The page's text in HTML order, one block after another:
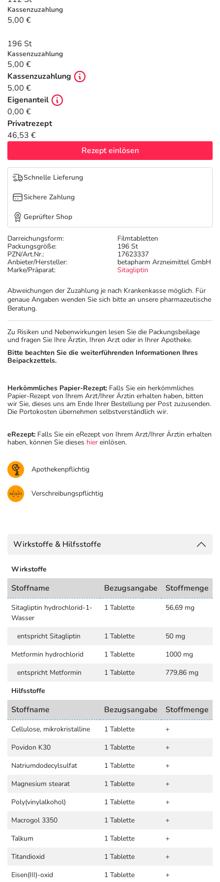
Vitamine & Mineralstoffe
Marken
Darreichungsform:
Filmtabletten
Packungsgröße:
196 St
PZN/Art.Nr.:
17623337
Anbieter/Hersteller:
betapharm Arzneimittel GmbH
Marke/Präparat:
Sitagliptin
Abweichungen der Zuzahlung je nach Krankenkasse möglich. Für
genaue Angaben wenden Sie sich bitte an unsere pharmazeutische
Beratung.
Kassenzuzahlung
5,00 €
196 St
Kassenzuzahlung
5,00 €
Kassenzuzahlung
5,00 €
Eigenanteil
0,00 €
Privatrezept
46,53 €
Rezept einlösen
Schnelle Lieferung
Sichere Zahlung
Geprüfter Shop
Zu Risiken und Nebenwirkungen lesen Sie die Packungsbeilage
und fragen Sie Ihre Ärztin, Ihren Arzt oder in Ihrer Apotheke.
Bitte beachten Sie die weiterführenden Informationen Ihres
Beipackzettels.
Herkömmliches Papier-Rezept: Falls Sie ein herkömmliches
Papier-Rezept von Ihrem Arzt/Ihrer Ärztin erhalten haben, bitten
wir Sie, dieses uns am Ende Ihrer Bestellung per Post zuzusenden.
Die Portokosten übernehmen selbstverständlich wir.
eRezept: Falls Sie ein eRezept von Ihrem Arzt/Ihrer Ärztin erhalten
haben, können Sie dieses hier einlösen.
Apothekenpflichtig
Verschreibungspflichtig
Wirkstoffe & Hilfsstoffe
Wirkstoffe
Stoffname Bezugsangabe Stoffmenge
Sitagliptin hydrochlorid-1-
Wasser
1 Tablette 56,69 mg
entspricht Sitagliptin 1 Tablette
50 mg
Metformin hydrochlorid
1 Tablette
1000 mg
entspricht Metformin
1 Tablette
779,86 mg
Hilfsstoffe
Stoffname Bezugsangabe Stoffmenge
Cellulose, mikrokristalline 1 Tablette
+
Povidon K30
1 Tablette
+
Natriumdodecylsulfat
1 Tablette
+
Magnesium stearat
1 Tablette
+
Poly(vinylalkohol)
1 Tablette
+
Macrogol 3350
1 Tablette
+
Talkum
1 Tablette
+
Titandioxid
1 Tablette
+
Eisen(III)-oxid
1 Tablette +